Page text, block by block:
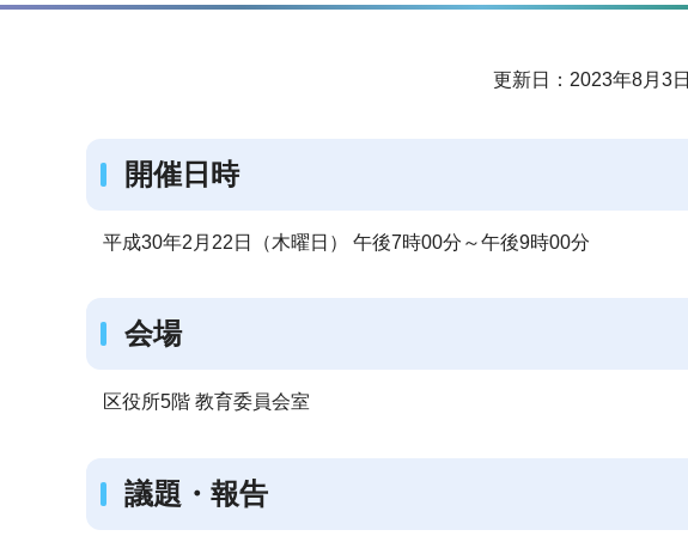
更新日：2023年8月3日
開催日時
平成30年2月22日（木曜日） 午後7時00分～午後9時00分
会場
区役所5階 教育委員会室
議題・報告
ー
ン
こ